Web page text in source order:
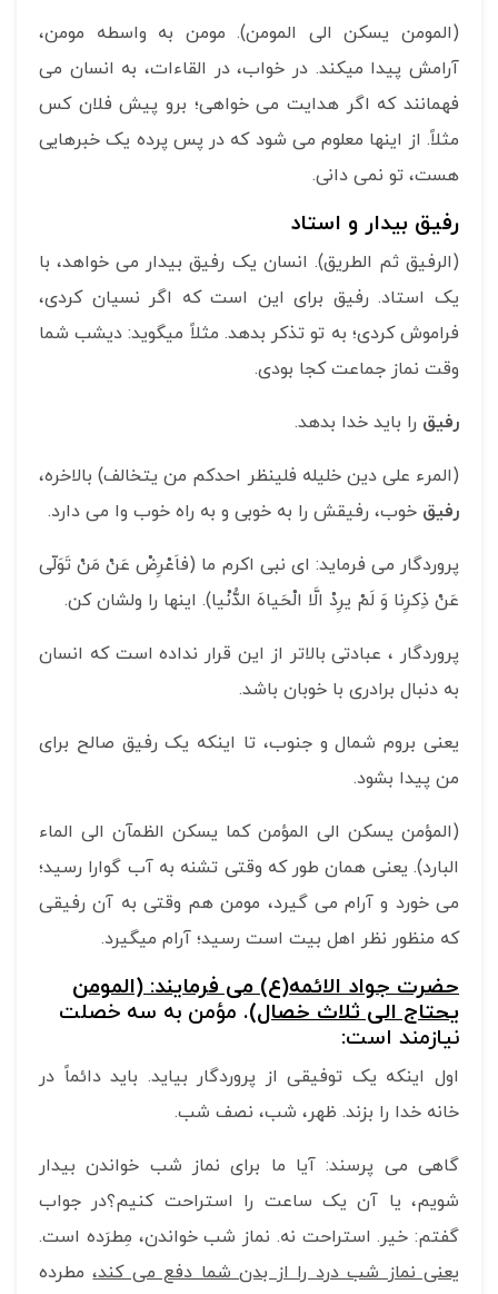
(المومن یسکن الی المومن). مومن به واسطه مومن،
آرامش پیدا می­کند. در خواب، در القاءات، به انسان می
فهمانند که اگر هدایت می خواهی؛ برو پیش فلان کس
مثلاً. از اینها معلوم می شود که در پس پرده یک خبرهایی
هست، تو نمی دانی.
رفیق بیدار و استاد
(الرفیق ثم الطریق). انسان یک رفیق بیدار می خواهد، با
یک استاد. رفیق برای این است که اگر نسیان کردی،
فراموش کردی؛ به تو تذکر بدهد. مثلاً می­گوید: دیشب شما
وقت نماز جماعت کجا بودی.
رفیق را باید خدا بدهد.
(المرء علی دین خلیله فلینظر احدکم من یتخالف) بالاخره،
رفیق خوب، رفیقش را به خوبی و به راه خوب وا می دارد.
پروردگار می فرماید: ای نبی اکرم ما (فاَعْرِضْ عَنْ مَنْ تَوَلّی
عَنْ ذِکرِنا وَ لَمْ یرِدْ الَّا الْحَیاهَ الدُّنْیا). اینها را ولشان کن.
پروردگار ، عبادتی بالاتر از این قرار نداده است که انسان
به دنبال برادری با خوبان باشد.
یعنی بروم شمال و جنوب، تا اینکه یک رفیق صالح برای
من پیدا بشود.
(المؤمن یسکن الی المؤمن کما یسکن الظمآن الی الماء
البارد). یعنی همان طور که وقتی تشنه به آب گوارا رسید؛
می خورد و آرام می گیرد، مومن هم وقتی به آن رفیقی
که منظور نظر اهل بیت است رسید؛ آرام می­گیرد.
حضرت جواد الائمه(ع) می فرمایند: (المومن
یحتاج الی ثلاث خصال). مؤمن به سه خصلت
نیازمند است:
اول اینکه یک توفیقی از پروردگار بیاید. باید دائماً در
خانه خدا را بزند. ظهر، شب، نصف شب.
گاهی می پرسند: آیا ما برای نماز شب خواندن بیدار
شویم، یا آن یک ساعت را استراحت کنیم؟در جواب
گفتم: خیر. استراحت نه. نماز شب خواندن، مِطرَده است.
یعنی نماز شب درد را از بدن شما دفع می کند،مطرده